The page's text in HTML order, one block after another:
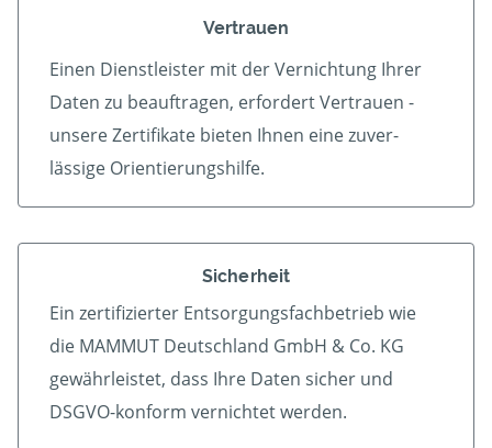
Vertrauen
Einen Dienstleister mit der Vern­ichtung Ihrer
Daten zu beauf­tragen, erfordert Vertrauen -
unsere Zerti­fikate bieten Ihnen eine zu­ver­
lässige Orientierungshilfe.
Sicherheit
Ein zertifizierter Ent­sorgungs­fach­betrieb wie
die MAMMUT Deutschland GmbH & Co. KG
gewährleistet, dass Ihre Daten sicher und
DSGVO-konform vernichtet werden.